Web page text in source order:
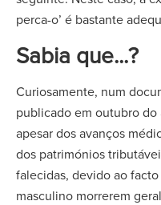
perca-o’ é bastante
Sabia que...?
Curiosamente, num
publicado em outubro
apesar dos avanços
dos patrimónios
falecidas, devido ao
masculino morrerem